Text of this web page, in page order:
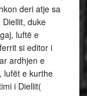
deri atje sa
duke
luftë e
si editor i
ardhjen e
lufët e kurthe
i Diellit(